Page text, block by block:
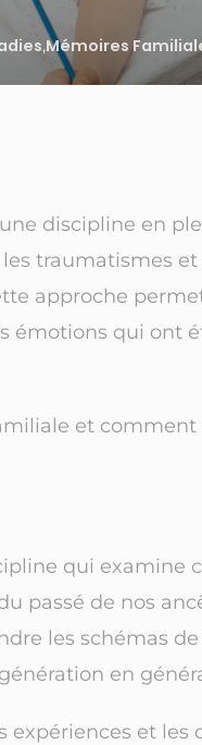
,Mémoires
discipline en
traumatismes et
approche
émotions qui ont
et
qui examine
passé de nos
les schémas
en
et les